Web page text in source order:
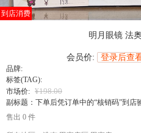
到店消费
明月眼镜 法
会员价: 登录后查
品牌:
标签(TAG):
市场价: ¥198.00
副标题：下单后凭订单中的“核销码”到店
售出 0 件